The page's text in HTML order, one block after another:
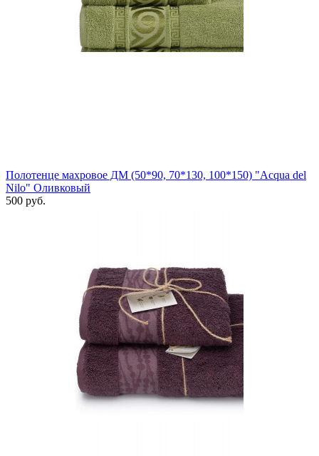
Полотенце махровое ДМ (50*90, 70*130, 100*150) "Acqua del
Nilo" Оливковый
500 руб.